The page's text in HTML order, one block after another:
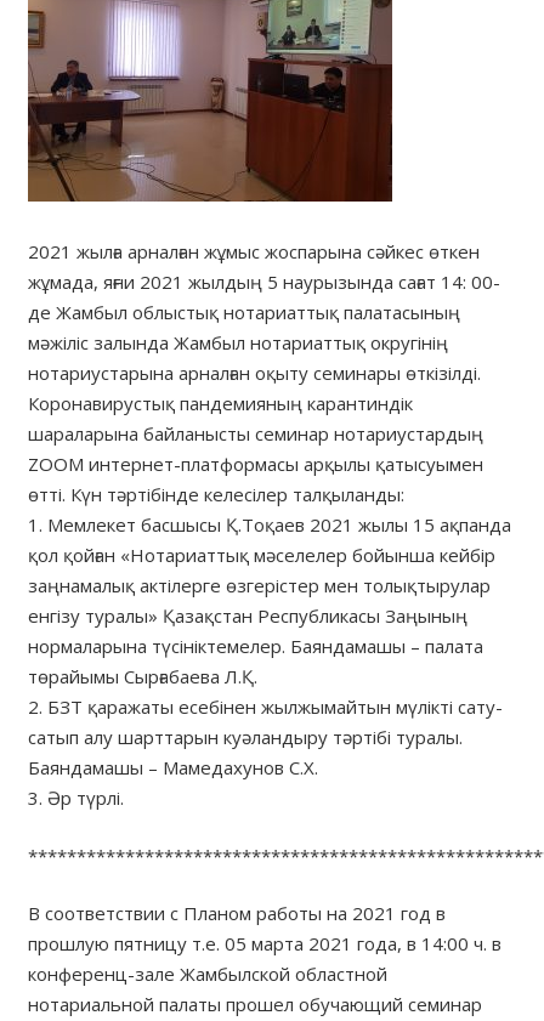
2021 жылға арналған жұмыс жоспарына сәйкес өткен
жұмада, яғни 2021 жылдың 5 наурызында сағат 14: 00-
де Жамбыл облыстық нотариаттық палатасының
мәжіліс залында Жамбыл нотариаттық округінің
нотариустарына арналған оқыту семинары өткізілді.
Коронавирустық пандемияның карантиндік
шараларына байланысты семинар нотариустардың
ZOOM интернет-платформасы арқылы қатысуымен
өтті. Күн тәртібінде келесілер талқыланды:
1. Мемлекет басшысы Қ.Тоқаев 2021 жылы 15 ақпанда
қол қойған «Нотариаттық мәселелер бойынша кейбір
заңнамалық актілерге өзгерістер мен толықтырулар
енгізу туралы» Қазақстан Республикасы Заңының
нормаларына түсініктемелер. Баяндамашы – палата
төрайымы Сырғабаева Л.Қ.
2. БЗТ қаражаты есебінен жылжымайтын мүлікті сату-
сатып алу шарттарын куәландыру тәртібі туралы.
Баяндамашы – Мамедахунов С.Х.
3. Әр түрлі.
В соответствии с Планом работы на 2021 год в
прошлую пятницу т.е. 05 марта 2021 года, в 14:00 ч. в
конференц-зале Жамбылской областной
нотариальной палаты прошел обучающий семинар